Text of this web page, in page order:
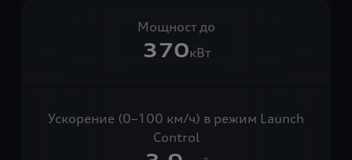
Мощност до
370кВт
Ускорение (0–100 км/ч) в режим Launch
Control